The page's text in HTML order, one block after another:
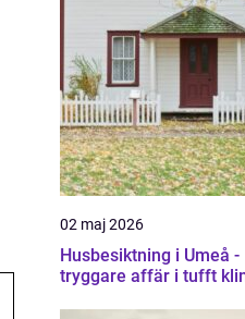
02 maj 2026
Husbesiktning i Umeå -
tryggare affär i tufft